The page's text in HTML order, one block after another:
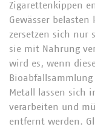
Zigarettenkippen
Gewässer
zersetzen sich nur
sie mit Nahrung
wird es, wenn
Metall lassen sich
verarbeiten und
entfernt werden.